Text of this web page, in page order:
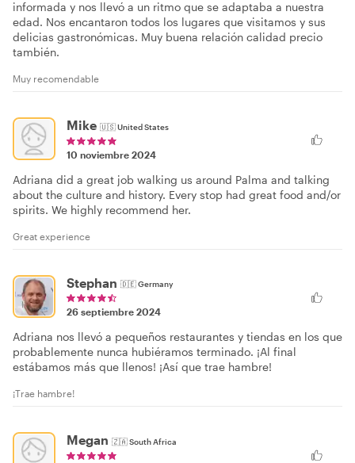
informada y nos llevó a un ritmo que se adaptaba a nuestra
edad. Nos encantaron todos los lugares que visitamos y sus
delicias gastronómicas. Muy buena relación calidad precio
también.
Muy recomendable
Mike 🇺🇸United States
10 noviembre 2024
Adriana did a great job walking us around Palma and talking
about the culture and history. Every stop had great food and/or
spirits. We highly recommend her.
Great experience
Stephan 🇩🇪Germany
26 septiembre 2024
Adriana nos llevó a pequeños restaurantes y tiendas en los que
probablemente nunca hubiéramos terminado. ¡Al final
estábamos más que llenos! ¡Así que trae hambre!
¡Trae hambre!
Megan 🇿🇦South Africa